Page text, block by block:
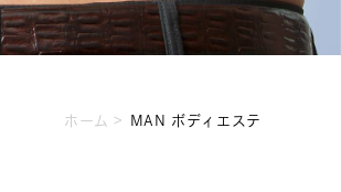
ホーム MAN ボディエステ